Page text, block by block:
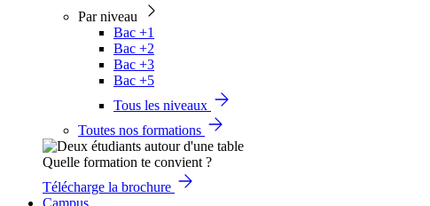
Par niveau
Bac +1
Bac +2
Bac +3
Bac +5
Tous les niveaux
Toutes nos formations
Quelle formation te convient ?
Télécharge la brochure
Campus